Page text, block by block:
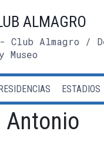
ALMAGRO
Club Almagro /
ESTADIOS
Antonio